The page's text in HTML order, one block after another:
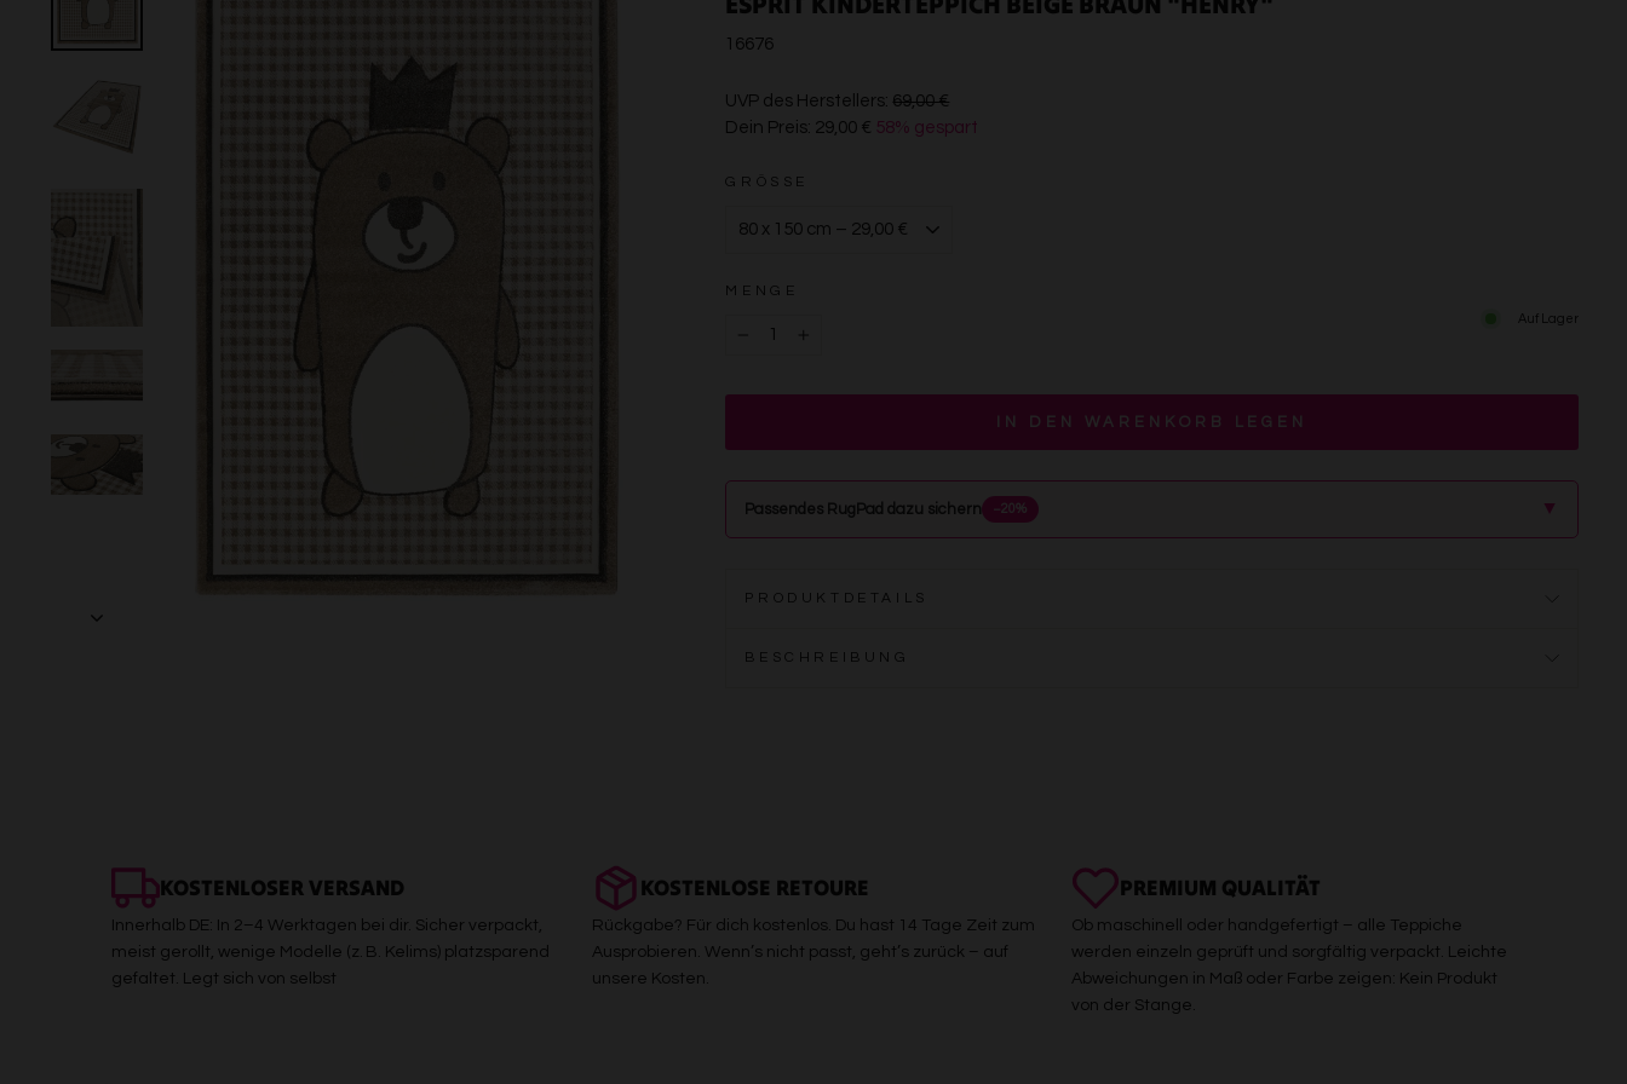
16676
UVP des Herstellers: 69,00 €€69,00
Dein Preis: 29,00 € 58% gespart
GRÖSSE
MENGE
Auf Lager
IN DEN WARENKORB LEGEN
Passendes RugPad dazu sichern −20% ▲
PRODUKTDETAILS
BESCHREIBUNG
KOSTENLOSER VERSAND
Innerhalb DE: In 2–4 Werktagen bei dir. Sicher verpackt,
meist gerollt, wenige Modelle (z. B. Kelims) platzsparend
gefaltet. Legt sich von selbst
KOSTENLOSE RETOURE
Rückgabe? Für dich kostenlos. Du hast 14 Tage Zeit zum
Ausprobieren. Wenn’s nicht passt, geht’s zurück – auf
unsere Kosten.
PREMIUM QUALITÄT
Ob maschinell oder handgefertigt – alle Teppiche
werden einzeln geprüft und sorgfältig verpackt. Leichte
Abweichungen in Maß oder Farbe zeigen: Kein Produkt
von der Stange.